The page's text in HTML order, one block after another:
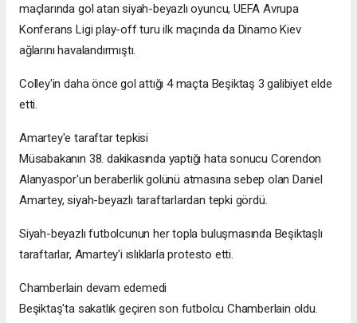
maçlarında gol atan siyah-beyazlı oyuncu, UEFA Avrupa
Konferans Ligi play-off turu ilk maçında da Dinamo Kiev
ağlarını havalandırmıştı.
Colley'in daha önce gol attığı 4 maçta Beşiktaş 3 galibiyet elde
etti.
Amartey'e taraftar tepkisi
Müsabakanın 38. dakikasında yaptığı hata sonucu Corendon
Alanyaspor'un beraberlik golünü atmasına sebep olan Daniel
Amartey, siyah-beyazlı taraftarlardan tepki gördü.
Siyah-beyazlı futbolcunun her topla buluşmasında Beşiktaşlı
taraftarlar, Amartey'i ıslıklarla protesto etti.
Chamberlain devam edemedi
Beşiktaş'ta sakatlık geçiren son futbolcu Chamberlain oldu.